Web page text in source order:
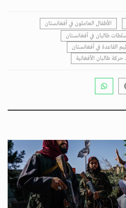
الأطفال العاملون في أفغانستان
طالبان في أفغانستان
القاعدة في أفغانستان
حركة طالبان الأفغانية